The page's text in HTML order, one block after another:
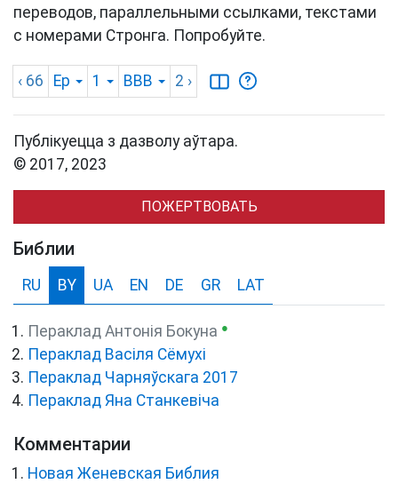
переводов, параллельными ссылками, текстами
с номерами Стронга. Попробуйте.
‹ 66 Ер 1 BBB 2 ›
Публікуецца з дазволу аўтара.
© 2017, 2023
ПОЖЕРТВОВАТЬ
Библии
RU BY UA EN DE GR LAT
Пераклад Антонія Бокуна ●
Пераклад Васіля Сёмухі
Пераклад Чарняўскага 2017
Пераклад Яна Станкевіча
Комментарии
Новая Женевская Библия